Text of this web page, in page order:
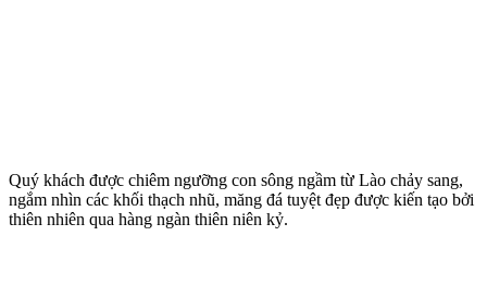
Quý khách được chiêm ngưỡng con sông ngầm từ Lào chảy sang,
ngắm nhìn các khối thạch nhũ, măng đá tuyệt đẹp được kiến tạo bởi
thiên nhiên qua hàng ngàn thiên niên kỷ.